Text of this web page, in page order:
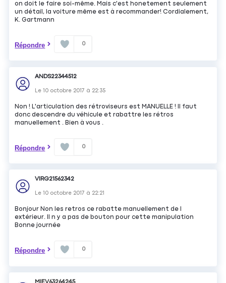
on doit le faire soi-même. Mais c'est honetement seulement
un détail, la voiture même est à recommander! Cordialement,
K. Gartmann
Répondre 0
ANDS22344512
Le10 octobre 2017 à 22:35
Non ! L'articulation des rétroviseurs est MANUELLE ! Il faut
donc descendre du véhicule et rabattre les rétros
manuellement . Bien à vous .
Répondre 0
VIRG21562342
Le10 octobre 2017 à 22:21
Bonjour Non les retros ce rabatte manuellement de l
extérieur. Il n y a pas de bouton pour cette manipulation
Bonne journée
Répondre 0